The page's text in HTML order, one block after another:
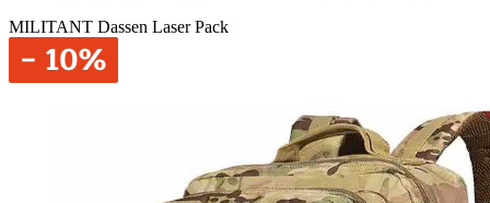
MILITANT Dassen Laser Pack